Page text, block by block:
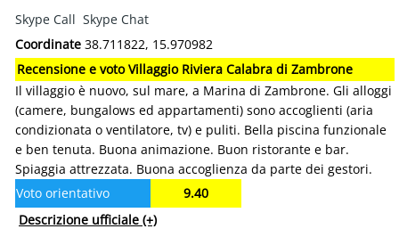
Skype Call Skype Chat
Coordinate 38.711822, 15.970982
Recensione e voto Villaggio Riviera Calabra di Zambrone
Il villaggio è nuovo, sul mare, a Marina di Zambrone. Gli alloggi
(camere, bungalows ed appartamenti) sono accoglienti (aria
condizionata o ventilatore, tv) e puliti. Bella piscina funzionale
e ben tenuta. Buona animazione. Buon ristorante e bar.
Spiaggia attrezzata. Buona accoglienza da parte dei gestori.
Voto orientativo
9.40
Descrizione ufficiale (+)